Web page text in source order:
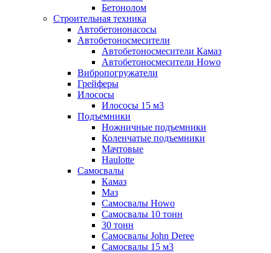
Бетонолом
Строительная техника
Автобетононасосы
Автобетоносмесители
Автобетоносмесители Камаз
Автобетоносмесители Howo
Вибропогружатели
Грейферы
Илососы
Илососы 15 м3
Подъемники
Ножничные подъемники
Коленчатые подъемники
Мачтовые
Haulotte
Самосвалы
Камаз
Маз
Самосвалы Howo
Самосвалы 10 тонн
30 тонн
Самосвалы John Deree
Самосвалы 15 м3